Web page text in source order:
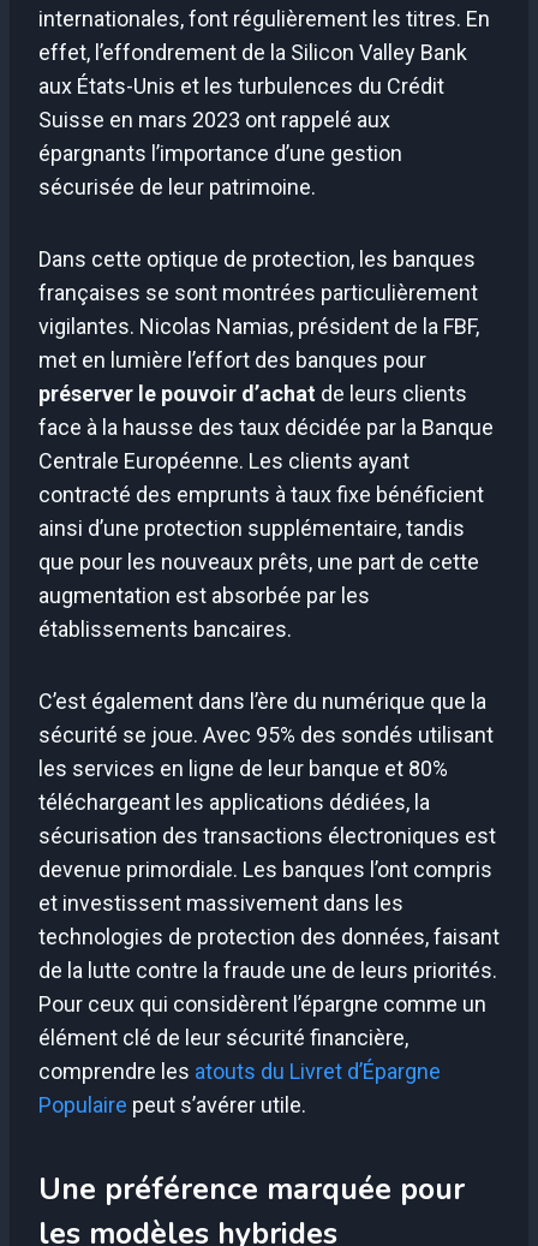
internationales, font régulièrement les titres. En
effet, l’effondrement de la Silicon Valley Bank
aux États-Unis et les turbulences du Crédit
Suisse en mars 2023 ont rappelé aux
épargnants l’importance d’une gestion
sécurisée de leur patrimoine.
Dans cette optique de protection, les banques
françaises se sont montrées particulièrement
vigilantes. Nicolas Namias, président de la FBF,
met en lumière l’effort des banques pour
préserver le pouvoir d’achat de leurs clients
face à la hausse des taux décidée par la Banque
Centrale Européenne. Les clients ayant
contracté des emprunts à taux fixe bénéficient
ainsi d’une protection supplémentaire, tandis
que pour les nouveaux prêts, une part de cette
augmentation est absorbée par les
établissements bancaires.
C’est également dans l’ère du numérique que la
sécurité se joue. Avec 95% des sondés utilisant
les services en ligne de leur banque et 80%
téléchargeant les applications dédiées, la
sécurisation des transactions électroniques est
devenue primordiale. Les banques l’ont compris
et investissent massivement dans les
technologies de protection des données, faisant
de la lutte contre la fraude une de leurs priorités.
Pour ceux qui considèrent l’épargne comme un
élément clé de leur sécurité financière,
comprendre les atouts du Livret d’Épargne
Populaire peut s’avérer utile.
Une préférence marquée pour
les modèles hybrides